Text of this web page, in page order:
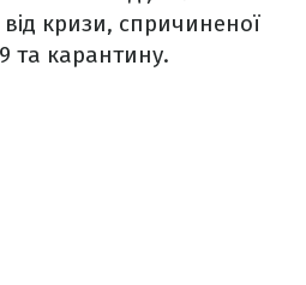
від кризи, спричиненої
та карантину.